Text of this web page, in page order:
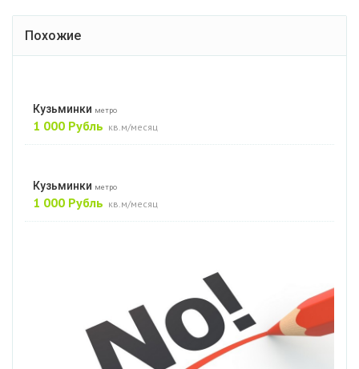
Похожие
Кузьминки метро
1 000 Рубль кв.м/месяц
Кузьминки метро
1 000 Рубль кв.м/месяц